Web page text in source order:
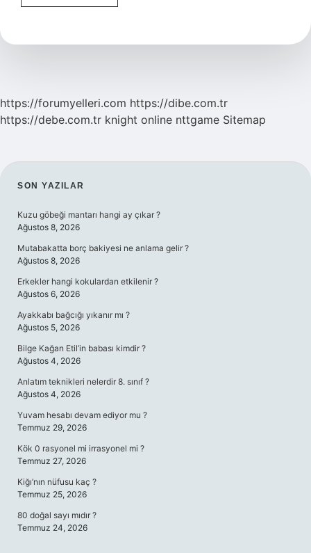
Nedir
https://forumyelleri.com https://dibe.com.tr
https://debe.com.tr knight online nttgame Sitemap
SIDEBAR
SON YAZILAR
Kuzu göbeği mantarı hangi ay çıkar ?
Ağustos 8, 2026
Mutabakatta borç bakiyesi ne anlama gelir ?
Ağustos 8, 2026
Erkekler hangi kokulardan etkilenir ?
Ağustos 6, 2026
Ayakkabı bağcığı yıkanır mı ?
Ağustos 5, 2026
Bilge Kağan Etil’in babası kimdir ?
Ağustos 4, 2026
Anlatım teknikleri nelerdir 8. sınıf ?
Ağustos 4, 2026
Yuvam hesabı devam ediyor mu ?
Temmuz 29, 2026
Kök 0 rasyonel mi irrasyonel mi ?
Temmuz 27, 2026
Kiğı’nın nüfusu kaç ?
Temmuz 25, 2026
80 doğal sayı mıdır ?
Temmuz 24, 2026